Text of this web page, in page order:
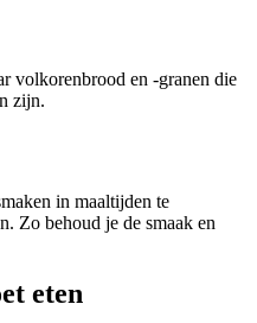
volkorenbrood en -granen die
zijn.
in maaltijden te
Zo behoud je de smaak en
eten